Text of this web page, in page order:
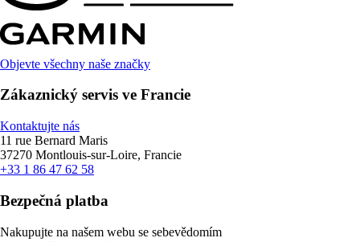
Objevte všechny naše značky
Zákaznický servis ve Francie
Kontaktujte nás
11 rue Bernard Maris
37270 Montlouis-sur-Loire, Francie
+33 1 86 47 62 58
Bezpečná platba
Nakupujte na našem webu se sebevědomím